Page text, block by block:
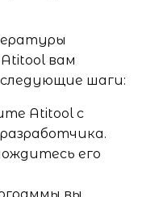
вам
шаги:
Atitool с
его